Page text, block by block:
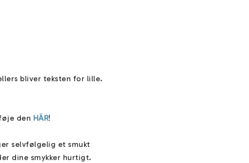
den HÄR!
selvfølgelig et smukt
dine smykker hurtigt.